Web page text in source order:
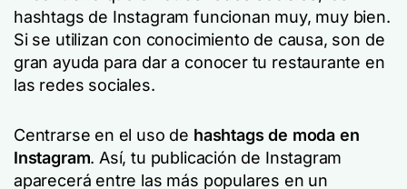
hashtags de Instagram funcionan muy, muy bien.
Si se utilizan con conocimiento de causa, son de
gran ayuda para dar a conocer tu restaurante en
las redes sociales.
Centrarse en el uso de hashtags de moda en
Instagram. Así, tu publicación de Instagram
aparecerá entre las más populares en un